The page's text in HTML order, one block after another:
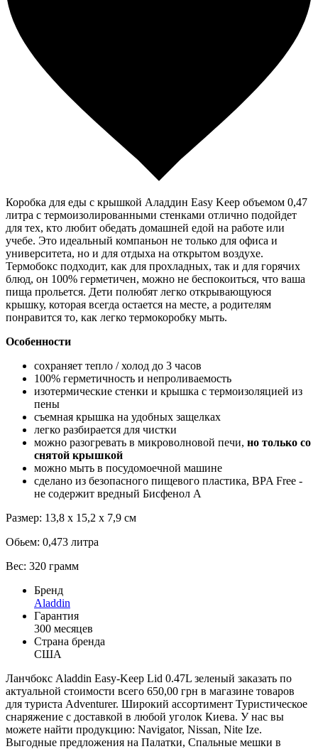
Коробка для еды с крышкой Аладдин Easy Keep объемом 0,47
литра с термоизолированными стенками отлично подойдет
для тех, кто любит обедать домашней едой на работе или
учебе. Это идеальный компаньон не только для офиса и
университета, но и для отдыха на открытом воздухе.
Термобокс подходит, как для прохладных, так и для горячих
блюд, он 100% герметичен, можно не беспокоиться, что ваша
пища прольется. Дети полюбят легко открывающуюся
крышку, которая всегда остается на месте, а родителям
понравится то, как легко термокоробку мыть.
Особенности
сохраняет тепло / холод до 3 часов
100% герметичность и непроливаемость
изотермические стенки и крышка с термоизоляцией из
пены
съемная крышка на удобных защелках
легко разбирается для чистки
можно разогревать в микроволновой печи, но только со
снятой крышкой
можно мыть в посудомоечной машине
сделано из безопасного пищевого пластика, BPA Free -
не содержит вредный Бисфенол А
Размер: 13,8 х 15,2 х 7,9 см
Обьем: 0,473 литра
Вес: 320 грамм
Бренд
Aladdin
Гарантия
300 месяцев
Страна бренда
США
Ланчбокс Aladdin Easy-Keep Lid 0.47L зеленый заказать по
актуальной стоимости всего 650,00 грн в магазине товаров
для туриста Adventurer. Широкий ассортимент Туристическое
снаряжение с доставкой в любой уголок Киева. У нас вы
можете найти продукцию: Navigator, Nissan, Nite Ize.
Выгодные предложения на Палатки, Спальные мешки в